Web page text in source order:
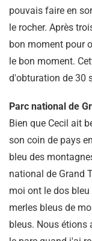
pouvais faire en
le rocher. Après
bon moment pour
le bon moment.
d'obturation de 30
Parc national de
Bien que Cecil ait
son coin de pays
bleu des
national de Grand
moi ont le dos
merles bleus de
bleus. Nous étions